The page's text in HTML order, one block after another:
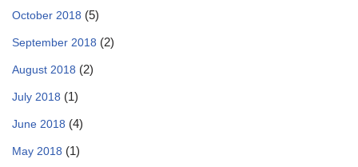
October 2018 (5)
September 2018 (2)
August 2018 (2)
July 2018 (1)
June 2018 (4)
May 2018 (1)